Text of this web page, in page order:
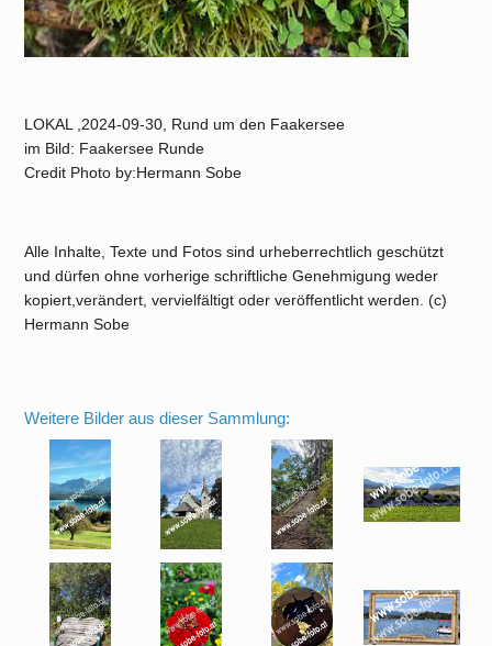
LOKAL ,2024-09-30, Rund um den Faakersee
im Bild: Faakersee Runde
Credit Photo by:Hermann Sobe
Alle Inhalte, Texte und Fotos sind urheberrechtlich geschützt
und dürfen ohne vorherige schriftliche Genehmigung weder
kopiert,verändert, vervielfältigt oder veröffentlicht werden. (c)
Hermann Sobe
Weitere Bilder aus dieser Sammlung: